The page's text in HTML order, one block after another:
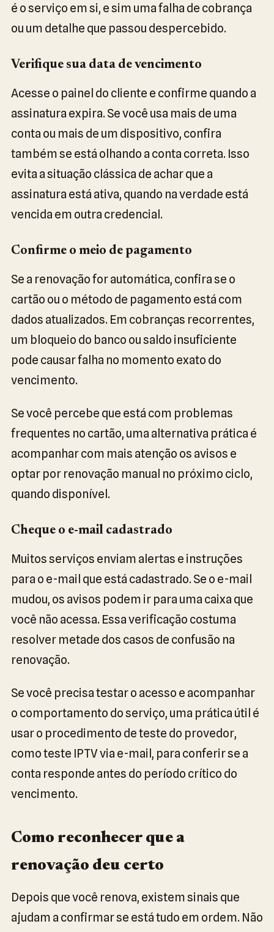
é o serviço em si, e sim uma falha de cobrança
ou um detalhe que passou despercebido.
Verifique sua data de vencimento
Acesse o painel do cliente e confirme quando a
assinatura expira. Se você usa mais de uma
conta ou mais de um dispositivo, confira
também se está olhando a conta correta. Isso
evita a situação clássica de achar que a
assinatura está ativa, quando na verdade está
vencida em outra credencial.
Confirme o meio de pagamento
Se a renovação for automática, confira se o
cartão ou o método de pagamento está com
dados atualizados. Em cobranças recorrentes,
um bloqueio do banco ou saldo insuficiente
pode causar falha no momento exato do
vencimento.
Se você percebe que está com problemas
frequentes no cartão, uma alternativa prática é
acompanhar com mais atenção os avisos e
optar por renovação manual no próximo ciclo,
quando disponível.
Cheque o e-mail cadastrado
Muitos serviços enviam alertas e instruções
para o e-mail que está cadastrado. Se o e-mail
mudou, os avisos podem ir para uma caixa que
você não acessa. Essa verificação costuma
resolver metade dos casos de confusão na
renovação.
Se você precisa testar o acesso e acompanhar
o comportamento do serviço, uma prática útil é
usar o procedimento de teste do provedor,
como teste IPTV via e-mail, para conferir se a
conta responde antes do período crítico do
vencimento.
Como reconhecer que a
renovação deu certo
Depois que você renova, existem sinais que
ajudam a confirmar se está tudo em ordem. Não